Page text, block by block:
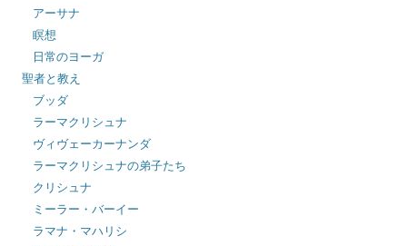
アーサナ
瞑想
日常のヨーガ
聖者と教え
ブッダ
ラーマクリシュナ
ヴィヴェーカーナンダ
ラーマクリシュナの弟子たち
クリシュナ
ミーラー・バーイー
ラマナ・マハリシ